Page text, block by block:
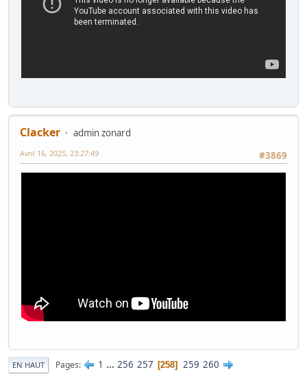
Clacker
admin zonard
#3869
Avril 16, 2025, 23:27:49
EN HAUT Pages 1 ... 256 257 258 259 260